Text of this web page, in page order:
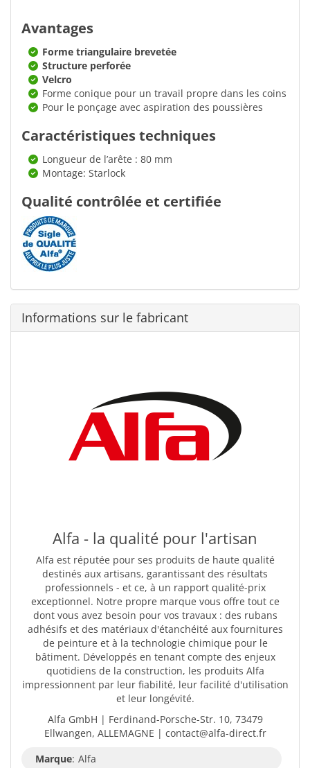
Avantages
Forme triangulaire brevetée
Structure perforée
Velcro
Forme conique pour un travail propre dans les coins
Pour le ponçage avec aspiration des poussières
Caractéristiques techniques
Longueur de l’arête : 80 mm
Montage: Starlock
Qualité contrôlée et certifiée
Informations sur le fabricant
Alfa - la qualité pour l'artisan
Alfa est réputée pour ses produits de haute qualité
destinés aux artisans, garantissant des résultats
professionnels - et ce, à un rapport qualité-prix
exceptionnel. Notre propre marque vous offre tout ce
dont vous avez besoin pour vos travaux : des rubans
adhésifs et des matériaux d'étanchéité aux fournitures
de peinture et à la technologie chimique pour le
bâtiment. Développés en tenant compte des enjeux
quotidiens de la construction, les produits Alfa
impressionnent par leur fiabilité, leur facilité d'utilisation
et leur longévité.
Alfa GmbH | Ferdinand-Porsche-Str. 10, 73479
Ellwangen, ALLEMAGNE | contact@alfa-direct.fr
Marque: Alfa